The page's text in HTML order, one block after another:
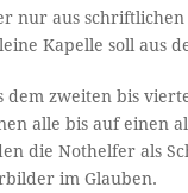
nur aus
Kapelle soll aus
zweiten bis
alle bis auf einen
die Nothelfer als
im Glauben.